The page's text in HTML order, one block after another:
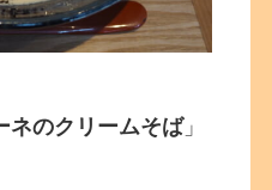
ネのクリームそば」